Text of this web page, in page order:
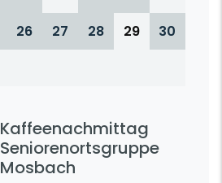
26 27 28 29
30
Kaffeenachmittag
Seniorenortsgruppe
Mosbach